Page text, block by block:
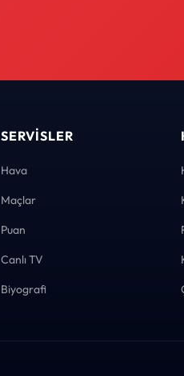
SERVISLER
Hava
Maçlar
Puan
Canlı TV
Biyografi